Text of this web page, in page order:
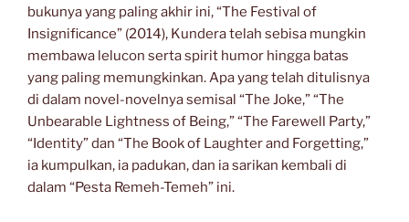
bukunya yang paling akhir ini, “The Festival of
Insignificance” (2014), Kundera telah sebisa mungkin
membawa lelucon serta spirit humor hingga batas
yang paling memungkinkan. Apa yang telah ditulisnya
di dalam novel-novelnya semisal “The Joke,” “The
Unbearable Lightness of Being,” “The Farewell Party,”
“Identity” dan “The Book of Laughter and Forgetting,”
ia kumpulkan, ia padukan, dan ia sarikan kembali di
dalam “Pesta Remeh-Temeh” ini.